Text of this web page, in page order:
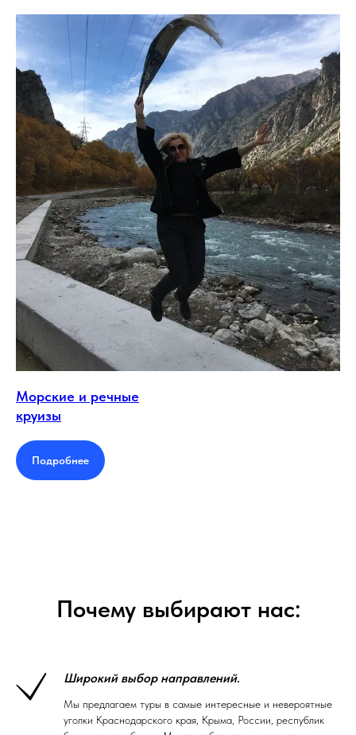
Морские и речные
круизы
Подробнее
Почему выбирают нас:
Широкий выбор направлений.
Мы предлагаем туры в самые интересные и невероятные
уголки Краснодарского края, Крыма, России, республик